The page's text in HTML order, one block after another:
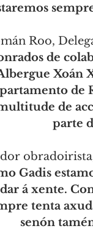
Roo,
de
Xoán
de
de
parte
Gadis
á xente.
tenta
senón